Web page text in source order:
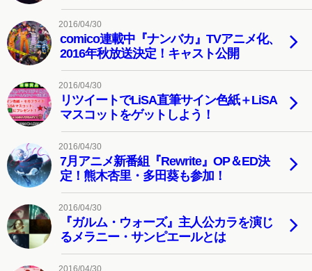
2016/04/30
comico連載中『ナンバカ』TVアニメ化、
2016年秋放送決定！キャスト公開
2016/04/30
リツイートでLiSA直筆サイン色紙＋LiSA
マスコットをゲットしよう！
2016/04/30
7月アニメ新番組『Rewrite』OP＆ED決
定！熊木杏里・多田葵も参加！
2016/04/30
『ガルム・ウォーズ』主人公カラを演じ
るメラニー・サンピエールとは
2016/04/30